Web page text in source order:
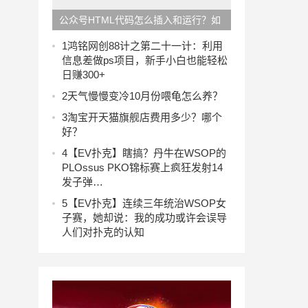
公众号HTML代码怎么插入和运行？如
何预览代码模式的渲染效果？
1鸿铭网创88计之第二十一计：利用
信息差做ps项目，新手小白也能轻松
日赚300+
2天气慢慢变冷10月份喂龟怎么养？
3淘宝开天猫旗舰店费用多少？哪个
好？
4 【EV扑克】瞎搞？丹牛在WSOP的
PLOssus PKO锦标赛上疯狂发射14
发子弹…
5 【EV扑克】连续三年统治WSOP女
子赛，她却说：我的成功或许会误导
人们对扑克的认知